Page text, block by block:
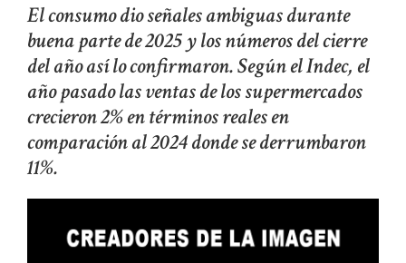
El consumo dio señales ambiguas durante
buena parte de 2025 y los números del cierre
del año así lo confirmaron. Según el Indec, el
año pasado las ventas de los supermercados
crecieron 2% en términos reales en
comparación al 2024 donde se derrumbaron
11%.